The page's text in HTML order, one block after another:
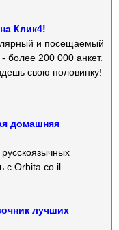
Клик4!
и посещаемый
более 200 000 анкет.
свою половинку!
домашняя
с Orbita.co.il
лучших